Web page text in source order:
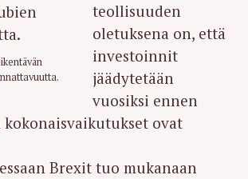
teollisuuden
oletuksena on, että
investoinnit
jäädytetään
vuosiksi ennen
ovat
Brexit tuo mukanaan